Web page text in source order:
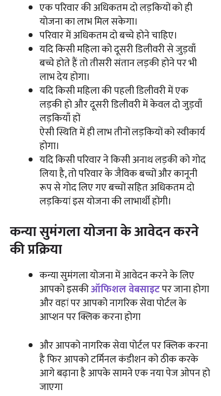
एक परिवार की अधिकतम दो लड़कियों को ही
योजना का लाभ मिल सकेगा।
परिवार में अधिकतम दो बच्चे होने चाहिए।
यदि किसी महिला को दूसरी डिलीवरी से जुड़वाँ
बच्चे होते हैं तो तीसरी संतान लड़की होने पर भी
लाभ देय होगा।
यदि किसी महिला की पहली डिलीवरी में एक
लड़की हो और दूसरी डिलीवरी में केवल दो जुड़वाँ
लड़कियाँ हों
ऐसी स्थिति में ही लाभ तीनों लड़कियों को स्वीकार्य
होगा।
यदि किसी परिवार ने किसी अनाथ लड़की को गोद
लिया है, तो परिवार के जैविक बच्चों और कानूनी
रूप से गोद लिए गए बच्चों सहित अधिकतम दो
लड़कियां इस योजना की लाभार्थी होंगी।
कन्या सुमंगला योजना के आवेदन करने
की प्रक्रिया
कन्या सुमंगला योजना में आवेदन करने के लिए
आपको इसकीऑफिशल वेबसाइटपर जाना होगा
और वहां पर आपको नागरिक सेवा पोर्टल के
आप्शन पर क्लिक करना होगा
और आपको नागरिक सेवा पोर्टल पर क्लिक करना
है फिर आपको टर्मिनल कंडीशन को ठीक करके
आगे बढ़ाना है आपके सामने एक नया पेज ओपन हो
जाएगा